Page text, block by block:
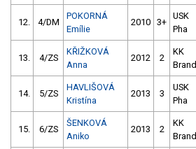
12. 4/DM
POKORNÁ
Emílie
2010 3+
USK
Pha
13. 4/ZS
KŘIŽKOVÁ
Anna
2012 2
KK
Brand
14. 5/ZS
HAVLIŠOVÁ
Kristína
2013 3
USK
Pha
15. 6/ZS
ŠENKOVÁ
Aniko
2013 2
KK
Brand